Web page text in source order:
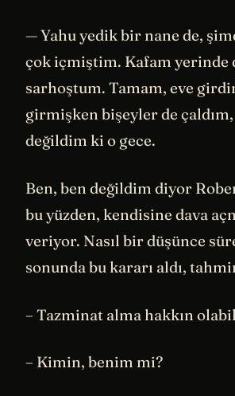
— Yahu yedik bir nane de,
çok içmiştim. Kafam yerinde
sarhoştum. Tamam, eve
girmişken bişeyler de
değildim ki o gece.
Ben, ben değildim diyor
bu yüzden, kendisine dava
veriyor. Nasıl bir düşünce
sonunda bu kararı aldı,
– Tazminat alma hakkın
– Kimin, benim mi?